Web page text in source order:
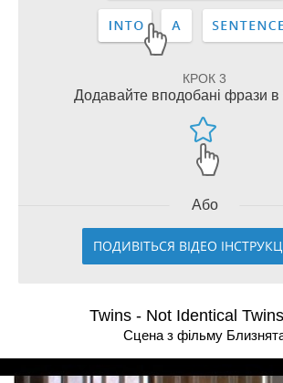
КРОК 3
Додавайте вподобані фрази
Або
ПОДИВІТЬСЯ ВІДЕО
Twins - Not Identical
Сцена з фільму